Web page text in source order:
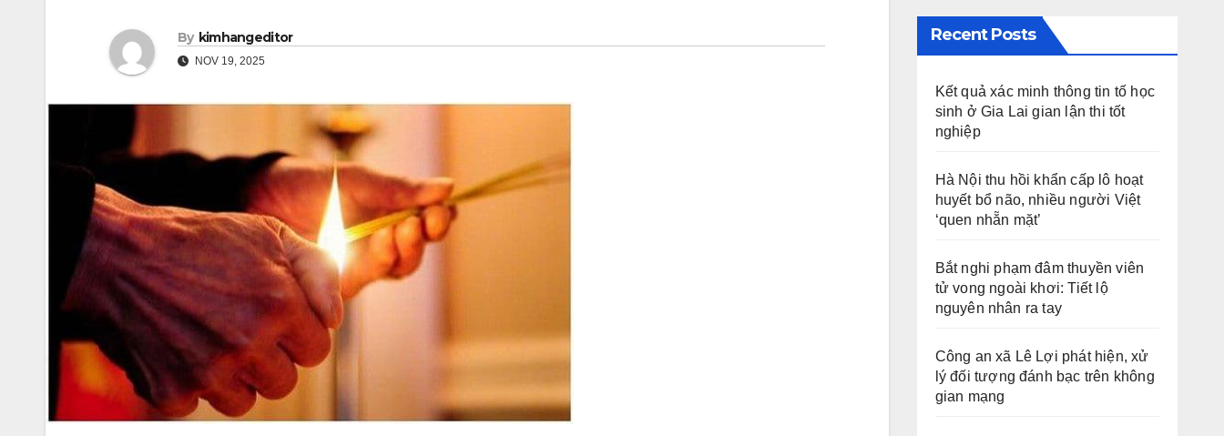
By kimhangeditor
NOV 19, 2025
Recent Posts
Kết quả xác minh thông tin tố học
sinh ở Gia Lai gian lận thi tốt
nghiệp
Hà Nội thu hồi khẩn cấp lô hoạt
huyết bổ não, nhiều người Việt
‘quen nhẵn mặt’
Bắt nghi phạm đâm thuyền viên
tử vong ngoài khơi: Tiết lộ
nguyên nhân ra tay
Công an xã Lê Lợi phát hiện, xử
lý đối tượng đánh bạc trên không
gian mạng